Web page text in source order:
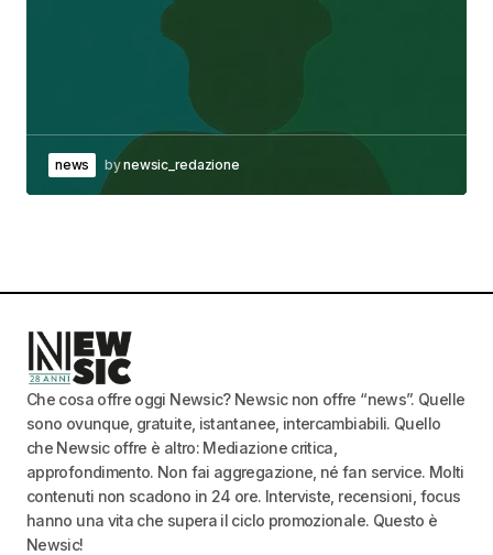
news bynewsic_redazione
Che cosa offre oggi Newsic? Newsic non offre “news”. Quelle
sono ovunque, gratuite, istantanee, intercambiabili. Quello
che Newsic offre è altro: Mediazione critica,
approfondimento. Non fai aggregazione, né fan service. Molti
contenuti non scadono in 24 ore. Interviste, recensioni, focus
hanno una vita che supera il ciclo promozionale. Questo è
Newsic!